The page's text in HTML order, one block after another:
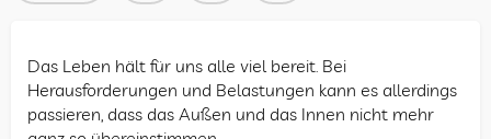
Das Leben hält für uns alle viel bereit. Bei
Herausforderungen und Belastungen kann es allerdings
passieren, dass das Außen und das Innen nicht mehr